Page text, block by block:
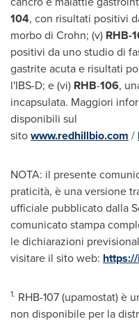
104, con risultati positivi
morbo di Crohn; (v) RHB-
positivi da uno studio di
gastrite acuta e risultati
l'IBS-D; e (vi) RHB-106,
incapsulata. Maggiori
disponibili sul
sitowww.redhillbio.com /
NOTA: il presente
praticità, è una versione
ufficiale pubblicato dalla
comunicato stampa
le dichiarazioni
visitare il sito web:
1. RHB-107 (upamostat) è
non disponibile per la